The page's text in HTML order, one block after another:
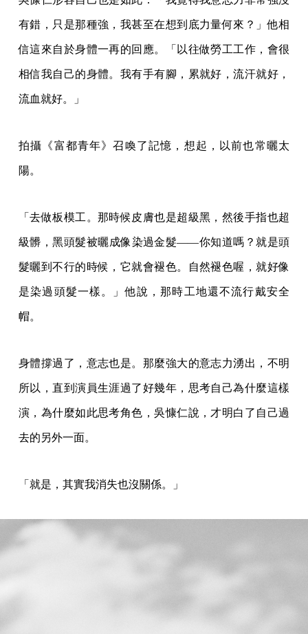
有錯，只是那種強，我甚至在想到底力量何來？」他相
信這來自於身體一再的回應。「以往做勞工工作，會很
相信我自己的身體。我有手有腳，累就好，流汗就好，
流血就好。」
拍攝《富都青年》召喚了記憶，想起，以前也常曬太
陽。
「去做板模工。那時候皮膚也是超級黑，然後手指也超
級髒，黑頭髮被曬成像染過金髮——你知道嗎？就是頭
髮曬到不行的時候，它就會褪色。自然褪色喔，就好像
是染過頭髮一樣。」他說，那時工地還不流行戴安全
帽。
身體撐過了，意志也是。那麼強大的意志力湧出，不明
所以，直到演員生涯過了好幾年，思考自己為什麼這樣
演，為什麼如此思考角色，吳慷仁說，才明白了自己過
去的另外一面。
「就是，其實我消失也沒關係。」